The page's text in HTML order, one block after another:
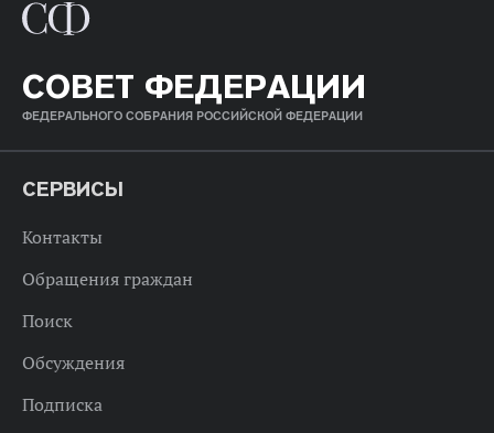
СОВЕТ ФЕДЕРАЦИИ
ФЕДЕРАЛЬНОГО СОБРАНИЯ РОССИЙСКОЙ ФЕДЕРАЦИИ
СЕРВИСЫ
Контакты
Обращения граждан
Поиск
Обсуждения
Подписка